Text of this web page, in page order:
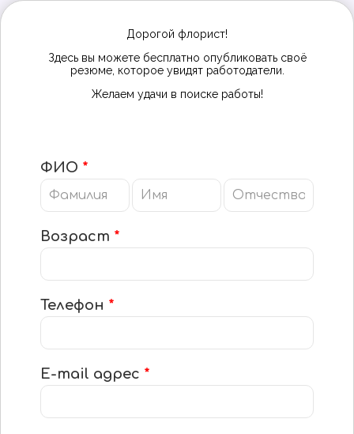
Дорогой флорист!
Здесь вы можете бесплатно опубликовать своё
резюме, которое увидят работодатели.
Желаем удачи в поиске работы!
ФИО *
Возраст *
Телефон *
E-mail адрес *